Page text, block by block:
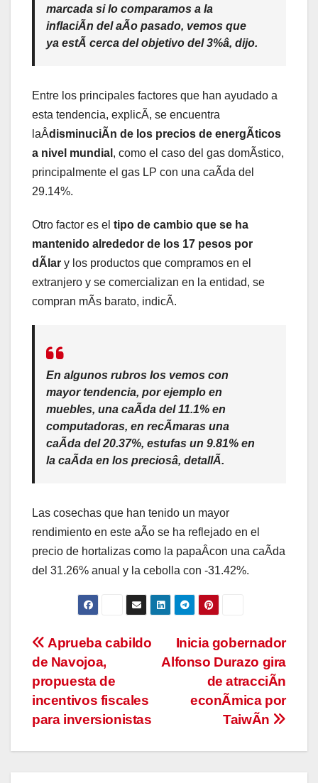
marcada si lo comparamos a la
inflaciÃn del aÃo pasado, vemos que
ya estÃ cerca del objetivo del 3%â, dijo.
Entre los principales factores que han ayudado a
esta tendencia, explicÃ, se encuentra
laÂdisminuciÃn de los precios de energÃticos
a nivel mundial , como el caso del gas domÃstico,
principalmente el gas LP con una caÃda del
29.14%.
Otro factor es el tipo de cambio que se ha
mantenido alrededor de los 17 pesos por
dÃlar y los productos que compramos en el
extranjero y se comercializan en la entidad, se
compran mÃs barato, indicÃ.
En algunos rubros los vemos con
mayor tendencia, por ejemplo en
muebles, una caÃda del 11.1% en
computadoras, en recÃmaras una
caÃda del 20.37%, estufas un 9.81% en
la caÃda en los preciosâ, detallÃ.
Las cosechas que han tenido un mayor
rendimiento en este aÃo se ha reflejado en el
precio de hortalizas como la papaÂcon una caÃda
del 31.26% anual y la cebolla con -31.42%.
Navegación
de
entradas
Inicia gobernador
Alfonso Durazo gira
de atracciÃn
econÃmica por
TaiwÃn
Aprueba cabildo
de Navojoa,
propuesta de
incentivos fiscales
para inversionistas